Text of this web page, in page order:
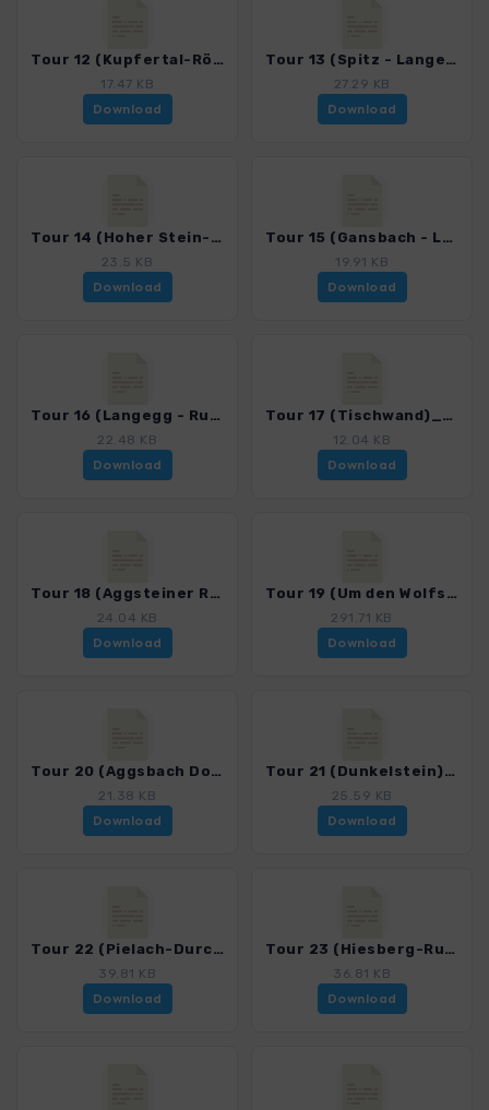
Tour 12 (Kupfertal-Römerwege)_4050_2.gpx
17.47 KB
Download
Tour 13 (Spitz - Langegg)_4050_2.gpx
27.29 KB
Download
Tour 14 (Hoher Stein-Rote Wand)_4050_2.gpx
23.5 KB
Download
Tour 15 (Gansbach - Langegg)_4050_2.gpx
19.91 KB
Download
Tour 16 (Langegg - Ruine Aggstein)_4050_2.gpx
22.48 KB
Download
Tour 17 (Tischwand)_4050_2.gpx
12.04 KB
Download
Tour 18 (Aggsteiner Runde)_4050_2.gpx
24.04 KB
Download
Tour 19 (Um den Wolfsteingraben)_4050_2.gpx
291.71 KB
Download
Tour 20 (Aggsbach Dorf - Schönbühel)_4050_2.gpx
21.38 KB
Download
Tour 21 (Dunkelstein)_4050_2.gpx
25.59 KB
Download
Tour 22 (Pielach-Durchbruch)_4050_2.gpx
39.81 KB
Download
Tour 23 (Hiesberg-Runde)_4050_2.gpx
36.81 KB
Download